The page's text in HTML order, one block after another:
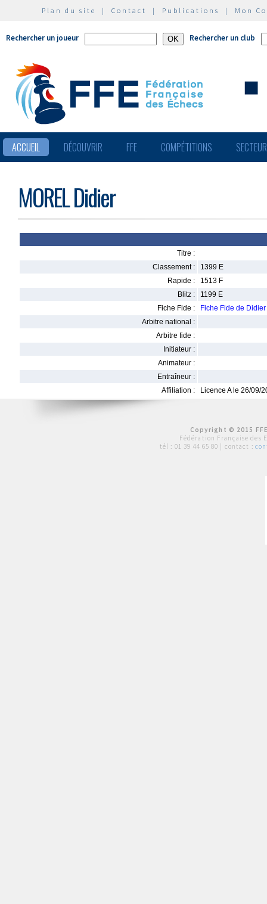
Plan du site | Contact | Publications | Mon
Rechercher un joueur Rechercher un club
ACCUEIL DÉCOUVRIR FFE COMPÉTITIONS
MOREL Didier
Titre :
Classement :
1399 E
Rapide :
1513 F
Blitz :
1199 E
Fiche Fide :
Fiche Fide de
Arbitre national :
Arbitre fide :
Initiateur :
Animateur :
Entraîneur :
Affiliation :
Licence A le 26/09/
Copyright © 2015
Fédération Française des
tél : 01 39 44 65 80 | contact :